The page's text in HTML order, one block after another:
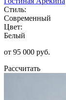
Стиль:
Современный
Цвет:
Белый
от 95 000 руб.
Рассчитать